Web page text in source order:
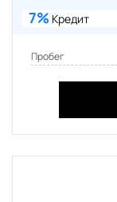
7% Кредит
Пробег